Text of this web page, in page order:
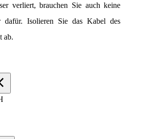
verliert, brauchen Sie auch keine
dafür. Isolieren Sie das Kabel des
ab.